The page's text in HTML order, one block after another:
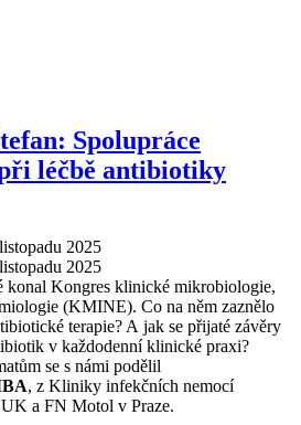
Spolupráce
léčbě antibiotiky
2025
2025
konal Kongres klinické mikrobiologie,
(KMINE). Co na něm zaznělo
terapie? A jak se přijaté závěry
v každodenní klinické praxi?
se s námi podělil
, z Kliniky infekčních nemocí
a FN Motol v Praze.